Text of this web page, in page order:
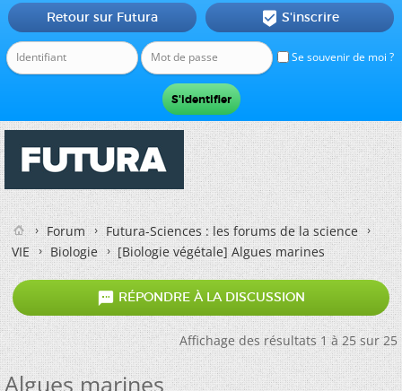
Se souvenir de moi ?
Retour sur Futura  S'inscrire
Forum
Futura-Sciences : les forums de la science
VIE
Biologie [Biologie végétale]Algues marines
 RÉPONDRE À LA DISCUSSION
Affichage des résultats 1 à 25 sur 25
Algues marines